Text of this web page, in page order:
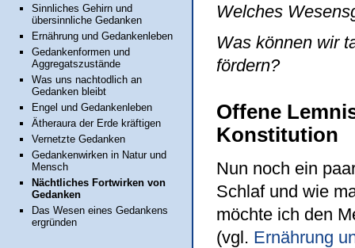
Welches
Was können wir
fördern?
Offene
Konstitution
Nun noch ein
Schlaf und wie
möchte ich den
(vgl. Ernährung
Sinnliches Gehirn und
übersinnliche Gedanken
Ernährung und Gedankenleben
Gedankenformen und
Aggregatszustände
Was uns nachtodlich an
Gedanken bleibt
Engel und Gedankenleben
Ätheraura der Erde kräftigen
Vernetzte Gedanken
Gedankenwirken in Natur und
Mensch
Nächtliches Fortwirken von
Gedanken
Das Wesen eines Gedankens
ergründen